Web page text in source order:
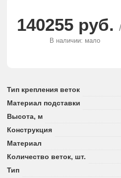
140255 руб.
В наличии: мало
Тип крепления веток
Материал подставки
Высота, м
Конструкция
Материал
Количество веток, шт.
Тип